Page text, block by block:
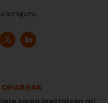
iezaguzu.
OHARRAK